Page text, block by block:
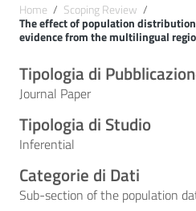
Home / Scoping Review /
The effect of population
evidence from the multilingual
Tipologia di
Journal Paper
Tipologia di Studio
Inferential
Categorie di Dati
Sub-section of the population